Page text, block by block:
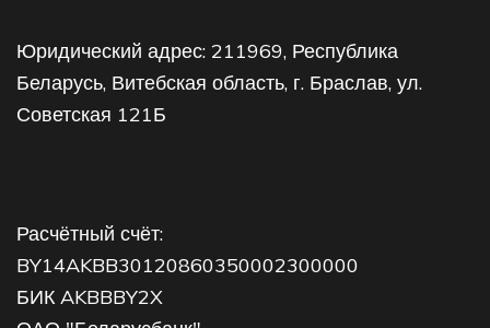
Юридический адрес: 211969, Республика
Беларусь, Витебская область, г. Браслав, ул.
Советская 121Б
Расчётный счёт:
BY14AKBB30120860350002300000
БИК AKBBBY2X